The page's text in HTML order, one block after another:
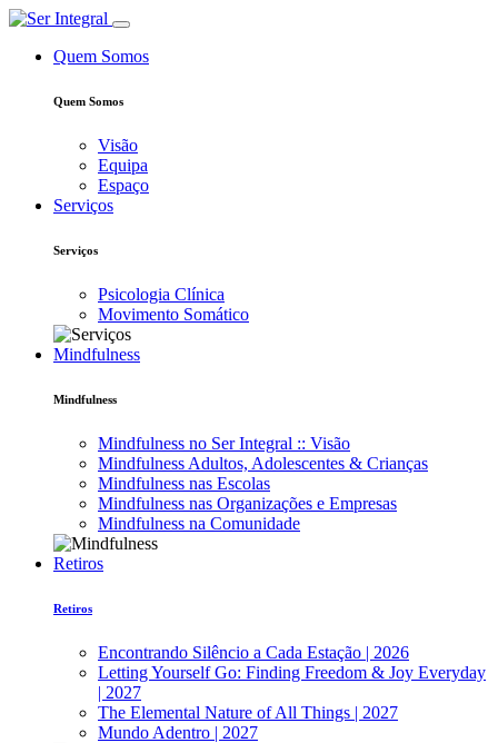
Quem Somos
Quem Somos
Visão
Equipa
Espaço
Serviços
Serviços
Psicologia Clínica
Movimento Somático
Mindfulness
Mindfulness
Mindfulness no Ser Integral :: Visão
Mindfulness Adultos, Adolescentes & Crianças
Mindfulness nas Escolas
Mindfulness nas Organizações e Empresas
Mindfulness na Comunidade
Retiros
Retiros
Encontrando Silêncio a Cada Estação | 2026
Letting Yourself Go: Finding Freedom & Joy Everyday
| 2027
The Elemental Nature of All Things | 2027
Mundo Adentro | 2027